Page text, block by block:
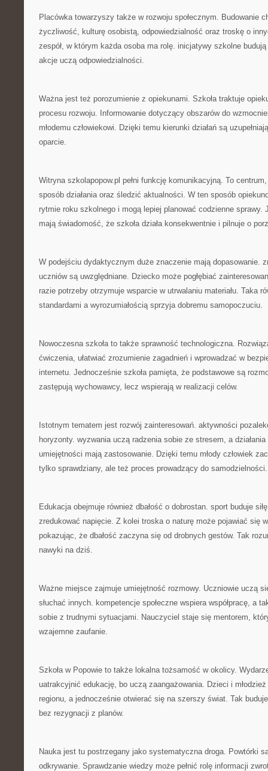
Placówka towarzyszy także w rozwoju społecznym. Budowanie
życzliwość, kulturę osobistą, odpowiedzialność oraz troskę o
zespół, w którym każda osoba ma rolę. inicjatywy szkolne
akcje uczą odpowiedzialności.
Ważna jest też porozumienie z opiekunami. Szkoła traktuje
procesu rozwoju. Informowanie dotyczący obszarów do
młodemu człowiekowi. Dzięki temu kierunki działań są
oparcie.
Witryna szkolapopow.pl pełni funkcję komunikacyjną. To
sposób działania oraz śledzić aktualności. W ten sposób
rytmie roku szkolnego i mogą lepiej planować codzienne sprawy.
mają świadomość, że szkoła działa konsekwentnie i pilnuje o
W podejściu dydaktycznym duże znaczenie mają dopasowanie.
uczniów są uwzględniane. Dziecko może pogłębiać
razie potrzeby otrzymuje wsparcie w utrwalaniu materiału. Taka
standardami a wyrozumiałością sprzyja dobremu samopoczuciu.
Nowoczesna szkoła to także sprawność technologiczna.
ćwiczenia, ułatwiać zrozumienie zagadnień i wprowadzać w
internetu. Jednocześnie szkoła pamięta, że podstawowe są
zastępują wychowawcy, lecz wspierają w realizacji celów.
Istotnym tematem jest rozwój zainteresowań. aktywności
horyzonty. wyzwania uczą radzenia sobie ze stresem, a
umiejętności mają zastosowanie. Dzięki temu młody człowiek
tylko sprawdziany, ale też proces prowadzący do samodzielności.
Edukacja obejmuje również dbałość o dobrostan. sport buduje
zredukować napięcie. Z kolei troska o naturę może pojawiać się
pokazując, że dbałość zaczyna się od drobnych gestów. Tak
nawyki na dziś.
Ważne miejsce zajmuje umiejętność rozmowy. Uczniowie uczą
słuchać innych. kompetencje społeczne wspiera współpracę, a
sobie z trudnymi sytuacjami. Nauczyciel staje się mentorem,
wzajemne zaufanie.
Szkoła w Popowie to także lokalna tożsamość w okolicy.
uatrakcyjnić edukację, bo uczą zaangażowania. Dzieci i
regionu, a jednocześnie otwierać się na szerszy świat. Tak
bez rezygnacji z planów.
Nauka jest tu postrzegany jako systematyczna droga. Powtórki
odkrywanie. Sprawdzanie wiedzy może pełnić rolę informacji